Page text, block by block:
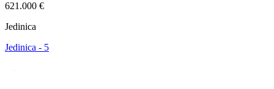
621.000 €
Jedinica
Jedinica - 5